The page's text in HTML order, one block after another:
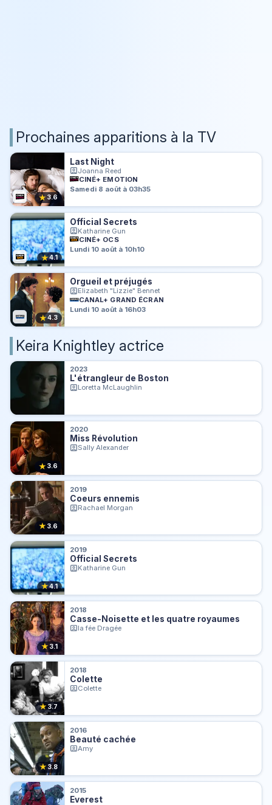
Prochaines apparitions à la TV
★ 3.6
Last Night
Joanna Reed
CINÉ+ EMOTION
Samedi 8 août à 03h35
★4.1
Official Secrets
Katharine Gun
CINÉ+ OCS
Lundi 10 août à 10h10
★4.3
Orgueil et préjugés
Elizabeth "Lizzie" Bennet
CANAL+ GRAND ÉCRAN
Lundi 10 août à 16h03
Keira Knightley actrice
2023
L'étrangleur de Boston
Loretta McLaughlin
★ 3.6
2020
Miss Révolution
Sally Alexander
★ 3.6
2019
Coeurs ennemis
Rachael Morgan
★4.1
2019
Official Secrets
Katharine Gun
★3.1
2018
Casse-Noisette et les quatre royaumes
la fée Dragée
★3.7
2018
Colette
Colette
★3.8
2016
Beauté cachée
Amy
2015
Everest